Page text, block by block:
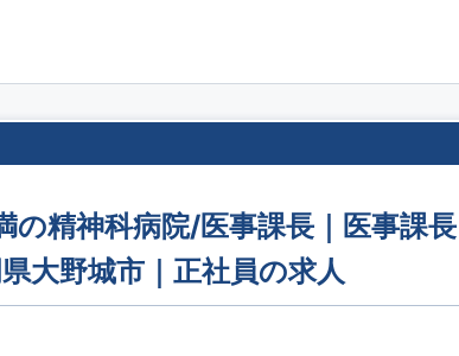
精神科病院/医事課長｜医事課
大野城市｜正社員の求人